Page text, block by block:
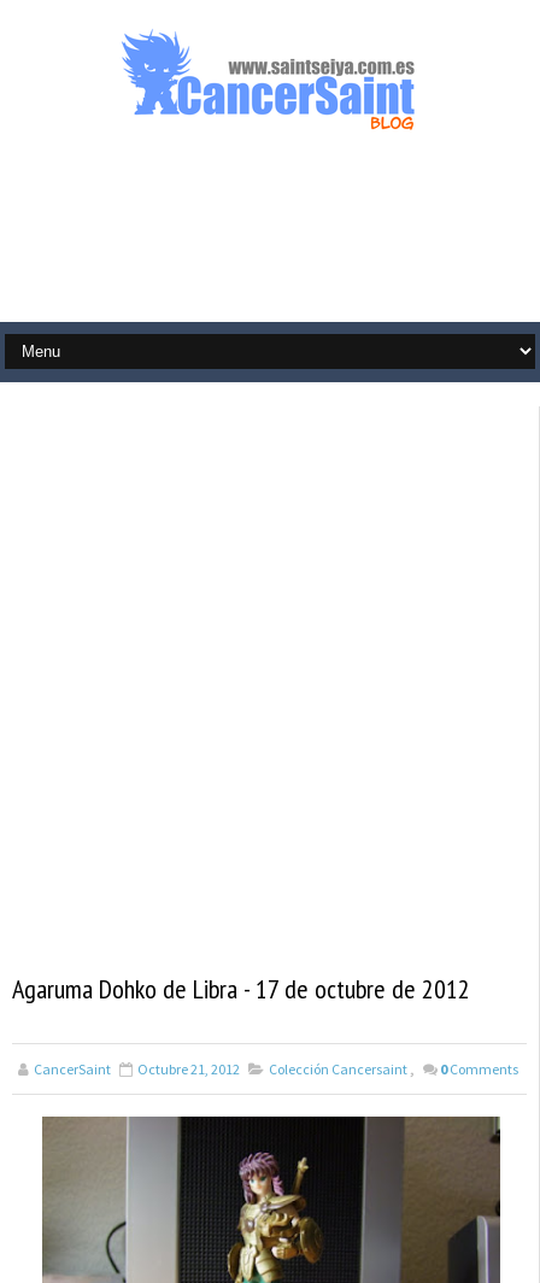
Agaruma Dohko de Libra - 17 de octubre de 2012
CancerSaint Octubre 21, 2012 Colección Cancersaint , 0 Comments